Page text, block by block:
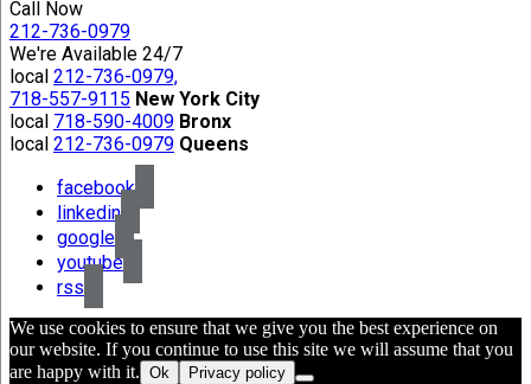
Call Now
212-736-0979
We're Available 24/7
local 212-736-0979,
718-557-9115 New York City
local 718-590-4009 Bronx
local 212-736-0979 Queens
facebook
linkedin
google
youtube
rss
We use cookies to ensure that we give you the best experience on
our website. If you continue to use this site we will assume that you
are happy with it. Ok Privacy policy